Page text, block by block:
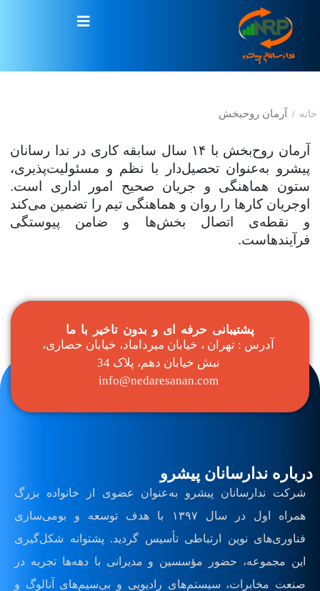
خانه / آرمان روحبخش
آرمان روح‌بخش با ۱۴ سال سابقه‌ کاری در ندا رسانان
پیشرو به‌عنوان تحصیل‌دار با نظم و مسئولیت‌پذیری،
ستون هماهنگی و جریان صحیح امور اداری است.
اوجریان کارها را روان و هماهنگی تیم را تضمین می‌کند
و نقطه‌ی اتصال بخش‌ها و ضامن پیوستگی
فرآیندهاست.
پشتیبانی حرفه ای و بدون تاخیر با ما
آدرس : تهران ، خیابان میرداماد، خیابان حصاری،
نبش خیابان دهم، پلاک 34
info@nedaresanan.com
درباره ندارسانان پیشرو
شرکت ندارسانان پیشرو به‌عنوان عضوی از خانواده بزرگ
همراه اول در سال ۱۳۹۷ با هدف توسعه و بومی‌سازی
فناوری‌های نوین ارتباطی تأسیس گردید. پشتوانه شکل‌گیری
این مجموعه، حضور مؤسسین و مدیرانی با دهه‌ها تجربه در
صنعت مخابرات، سیستم‌های رادیویی و بی‌سیم‌های آنالوگ و